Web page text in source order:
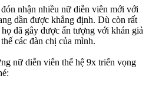
nhận nhiều nữ diễn viên mới với
dần được khẳng định. Dù còn rất
đã gây được ấn tượng với khán giả
các đàn chị của mình.
nữ diễn viên thế hệ 9x triển vọng